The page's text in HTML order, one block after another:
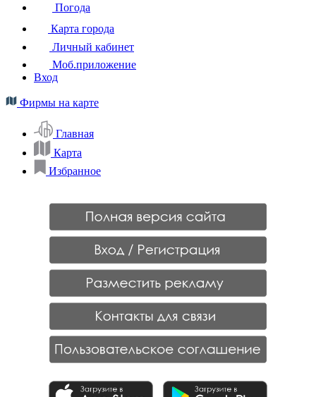
Погода
Карта города
Личный кабинет
Моб.приложение
Вход
Фирмы на карте
Главная
Карта
Избранное